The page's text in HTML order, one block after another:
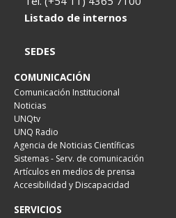
Listado de internos
SEDES
COMUNICACIÓN
Comunicación Institucional
Noticias
UNQtv
UNQ Radio
Agencia de Noticias Científicas
Sistemas - Serv. de comunicación
Artículos en medios de prensa
Accesibilidad y Discapacidad
SERVICIOS